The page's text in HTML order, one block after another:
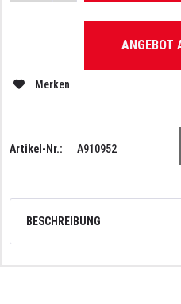
ANGEBOT
Merken
Artikel-Nr.: A910952
BESCHREIBUNG